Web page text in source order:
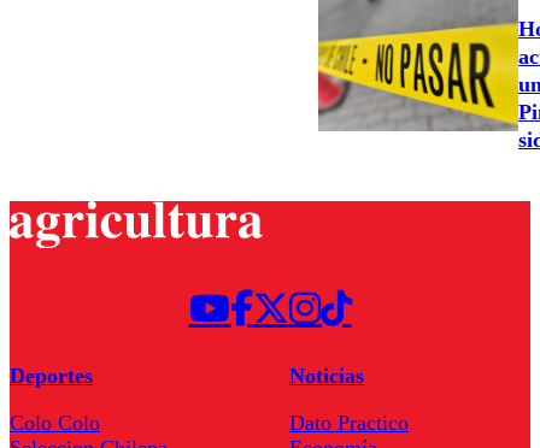
Deportes
Colo Colo
Noticias
Dato Practico